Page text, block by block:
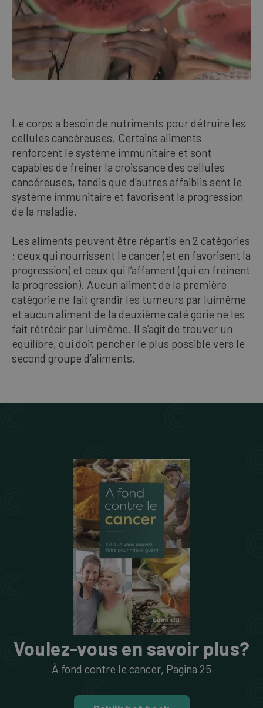
Le corps a besoin de nutriments pour détruire les
cellules cancéreuses. Certains aliments
renforcent le système immunitaire et sont
capables de freiner la croissance des cellules
cancéreuses, tandis que d’autres affaiblis­ sent le
système immunitaire et favorisent la progression
de la maladie.
Les aliments peuvent être répartis en 2 catégories
: ceux qui nourrissent le cancer (et en favorisent la
progression) et ceux qui l’affament (qui en freinent
la progression). Aucun aliment de la première
catégorie ne fait grandir les tumeurs par lui­même
et aucun aliment de la deuxième caté­ gorie ne les
fait rétrécir par lui­même. Il s’agit de trouver un
équilibre, qui doit pencher le plus possible vers le
second groupe d’aliments.
Voulez-vous en savoir plus?
À fond contre le cancer, Pagina 25